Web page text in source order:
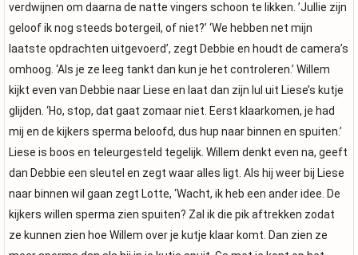
verdwijnen om daarna de natte vingers schoon te likken. ’Jullie zijn
geloof ik nog steeds botergeil, of niet?’ ‘We hebben net mijn
laatste opdrachten uitgevoerd’, zegt Debbie en houdt de camera’s
omhoog. ‘Als je ze leeg tankt dan kun je het controleren.’ Willem
kijkt even van Debbie naar Liese en laat dan zijn lul uit Liese’s kutje
glijden. ‘Ho, stop, dat gaat zomaar niet. Eerst klaarkomen, je had
mij en de kijkers sperma beloofd, dus hup naar binnen en spuiten.’
Liese is boos en teleurgesteld tegelijk. Willem denkt even na, geeft
dan Debbie een sleutel en zegt waar alles ligt. Als hij weer bij Liese
naar binnen wil gaan zegt Lotte, ‘Wacht, ik heb een ander idee. De
kijkers willen sperma zien spuiten? Zal ik die pik aftrekken zodat
ze kunnen zien hoe Willem over je kutje klaar komt. Dan zien ze